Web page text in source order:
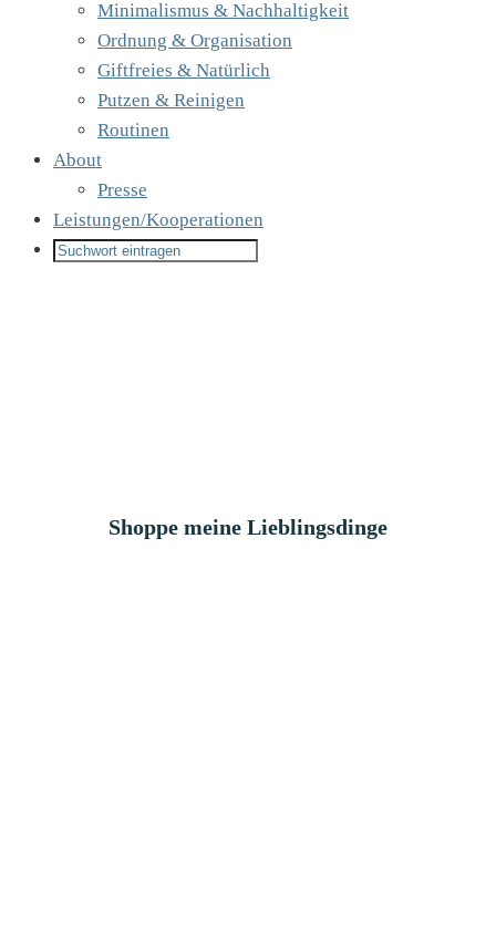
Minimalismus & Nachhaltigkeit
Ordnung & Organisation
Giftfreies & Natürlich
Putzen & Reinigen
Routinen
About
Presse
Leistungen/Kooperationen
Shoppe meine Lieblingsdinge